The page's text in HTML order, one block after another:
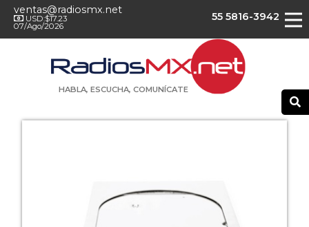
ventas@radiosmx.net
USD:$17.23
07/Ago/2026
55 5816-3942
HABLA, ESCUCHA, COMUNÍCATE